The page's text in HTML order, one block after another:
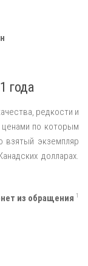
года
редкости и
по которым
взятый экземпляр
долларах.
из обращения 1